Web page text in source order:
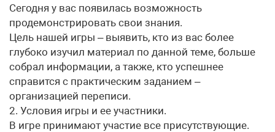
Сегодня у вас появилась возможность
продемонстрировать свои знания.
Цель нашей игры – выявить, кто из вас более
глубоко изучил материал по данной теме, больше
собрал информации, а также, кто успешнее
справится с практическим заданием –
организацией переписи.
2. Условия игры и ее участники.
В игре принимают участие все присутствующие.